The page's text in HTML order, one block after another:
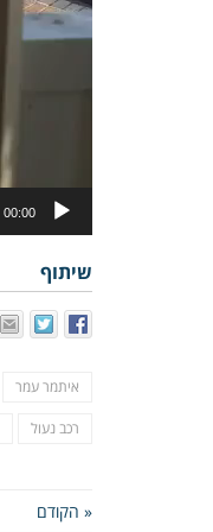
00:00
שיתוף
איתמר עמר
רכב נעול
« הקודם